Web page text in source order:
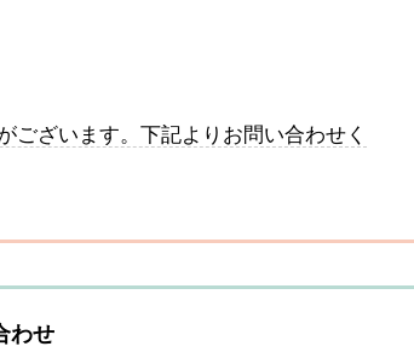
ございます。下記よりお問い合わせく
わせ